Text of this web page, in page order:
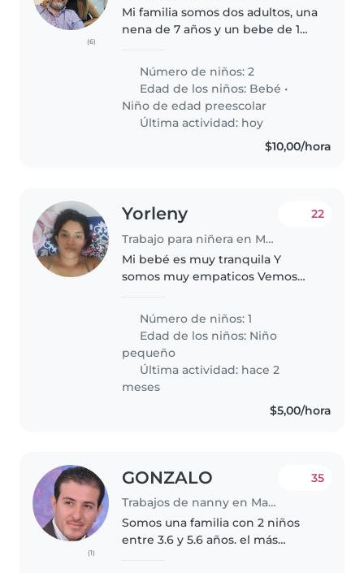
(6)
Mi familia somos dos adultos, una
nena de 7 años y un bebe de 1
son como nuestras hijas!! Somos
una familia que buscamos una
chica que nos ayude con..
Número de niños: 2
Edad de los niños: Bebé •
Niño de edad preescolar
Última actividad: hoy
$10,00/hora
Yorleny
Trabajo para niñera en Manta
22
Mi bebé es muy tranquila Y
somos muy empaticos Vemos
gorda que Estée atento de ella
inclusive más que yo Cualquier
inquietud..
Número de niños: 1
Edad de los niños: Niño
pequeño
Última actividad: hace 2
meses
$5,00/hora
(1)
GONZALO
Trabajos de nanny en Manta
35
Somos una familia con 2 niños
entre 3.6 y 5.6 años. el más